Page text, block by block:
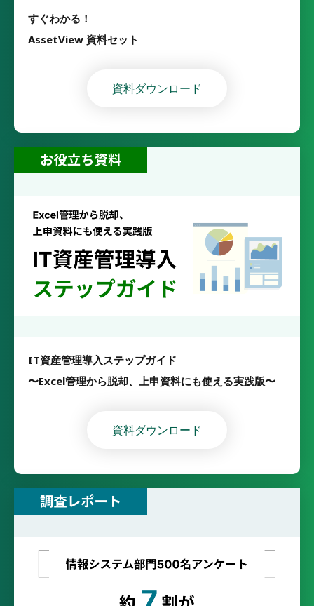
すぐわかる！
AssetView 資料セット
資料ダウンロード
IT資産管理導入ステップガイド
〜Excel管理から脱却、上申資料にも使える実践版〜
資料ダウンロード